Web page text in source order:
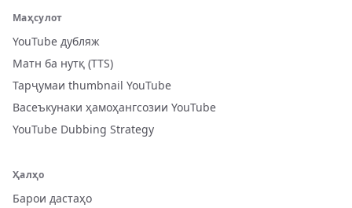
Маҳсулот
YouTube дубляж
Матн ба нутқ (TTS)
Тарҷумаи thumbnail YouTube
Васеъкунаки ҳамоҳангсозии YouTube
YouTube Dubbing Strategy
Ҳалҳо
Барои дастаҳо